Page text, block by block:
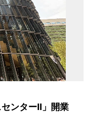
ンターII」開業